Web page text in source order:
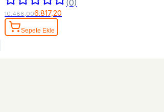
(0)
10.488,006.817,20
Sepete Ekle